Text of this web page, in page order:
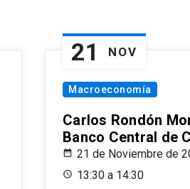
21 NOV
Macroeconomía
Carlos Rondón
Banco Central de
21 de Noviembre de
13:30 a 14:30